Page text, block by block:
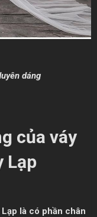
dáng
của váy
Lạp
là có phần chân